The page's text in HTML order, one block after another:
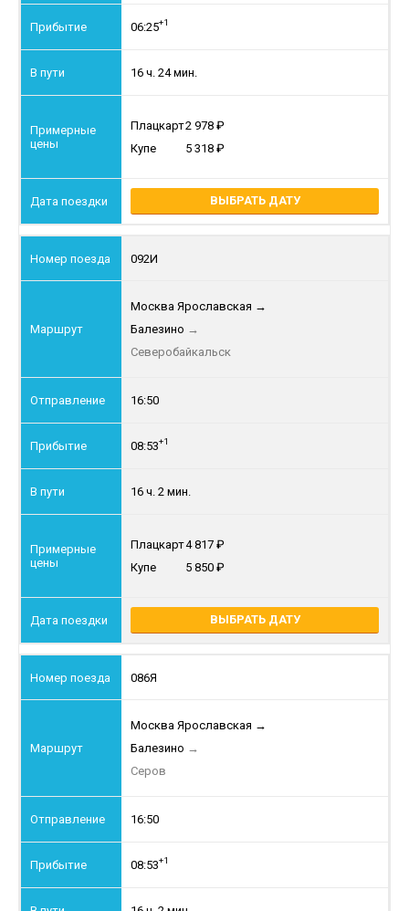
06:25+1
16 ч. 24 мин.
Плацкарт2 978
Купе
5 318
ВЫБРАТЬ ДАТУ
092И
Москва Ярославская →
Балезино →
Северобайкальск
16:50
08:53+1
16 ч. 2 мин.
Плацкарт4 817
Купе
5 850
ВЫБРАТЬ ДАТУ
086Я
Москва Ярославская →
Балезино →
Серов
16:50
08:53+1